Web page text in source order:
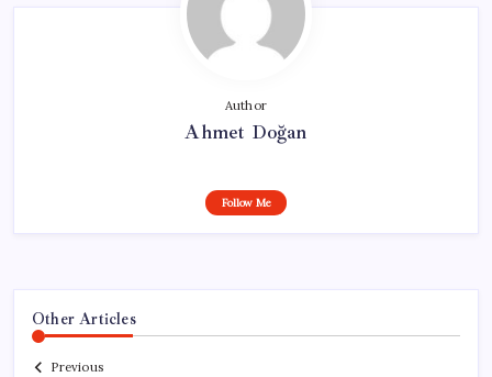
Author
Ahmet Doğan
Follow Me
Other Articles
Previous